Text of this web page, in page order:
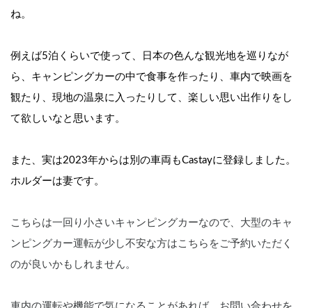
ね。
例えば5泊くらいで使って、日本の色んな観光地を巡りなが
ら、キャンピングカーの中で食事を作ったり、車内で映画を
観たり、現地の温泉に入ったりして、楽しい思い出作りをし
て欲しいなと思います。
また、実は2023年からは別の車両もCastayに登録しました。
ホルダーは妻です。
こちらは一回り小さいキャンピングカーなので、大型のキャ
ンピングカー運転が少し不安な方はこちらをご予約いただく
のが良いかもしれません。